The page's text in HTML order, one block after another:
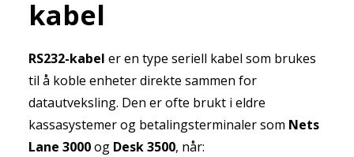
kabel
RS232-kabel er en type seriell kabel som brukes
til å koble enheter direkte sammen for
datautveksling. Den er ofte brukt i eldre
kassasystemer og betalingsterminaler som Nets
Lane 3000og Desk 3500, når: